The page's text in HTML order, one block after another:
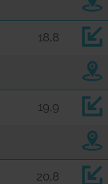
18,8
19,9
20,8